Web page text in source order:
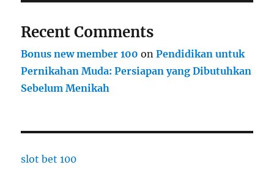
Recent Comments
Bonus new member 100 onPendidikan untuk
Pernikahan Muda: Persiapan yang Dibutuhkan
Sebelum Menikah
slot bet 100